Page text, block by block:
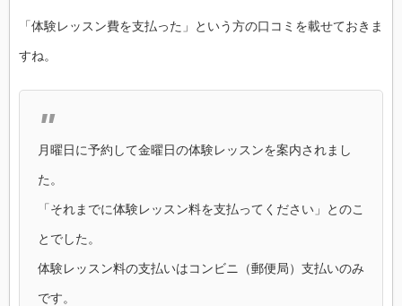
「体験レッスン費を支払った」という方の口コミを載せておきま
すね。
月曜日に予約して金曜日の体験レッスンを案内されまし
た。
「それまでに体験レッスン料を支払ってください」とのこ
とでした。
体験レッスン料の支払いはコンビニ（郵便局）支払いのみ
です。